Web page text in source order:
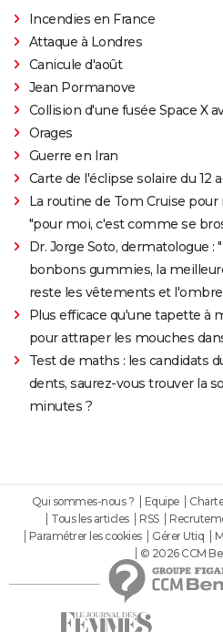
Incendies en France
Attaque à Londres
Canicule d'août
Jean Pormanove
Collision d'une fusée Space X
Orages
Guerre en Iran
Carte de l'éclipse solaire du 12
La routine de Tom Cruise
"pour moi, c'est comme se
Dr. Jorge Soto, dermatologue
bonbons gummies, la
reste les vêtements et
Plus efficace qu'une tapette à
pour attraper les mouches
Test de maths : les candidats
dents, saurez-vous trouver la
minutes ?
Qui sommes-nous ? Equipe
Tous les articles
RSS
Paramétrer les cookies
Gérer Utiq
© 2026 CCM